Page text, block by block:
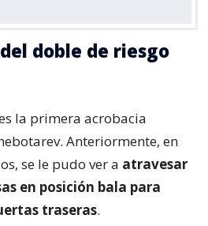
doble de riesgo
la primera acrobacia
Anteriormente, en
se le pudo ver a atravesar
en posición bala para
traseras.